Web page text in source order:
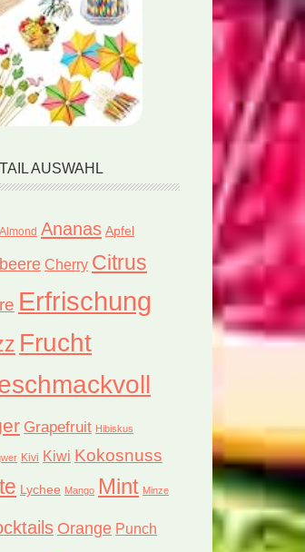
AUSWAHL
Almond Ananas Apfel
Cherry Citrus
Erfrischung
Frucht
Grapefruit Hibiskus
Kivi Kiwi Kokosnuss
Lychee Mango Mint Minze
Orange Punch